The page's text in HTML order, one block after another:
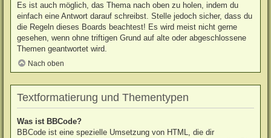
Es ist auch möglich, das Thema nach oben zu holen, indem du
einfach eine Antwort darauf schreibst. Stelle jedoch sicher, dass du
die Regeln dieses Boards beachtest! Es wird meist nicht gerne
gesehen, wenn ohne triftigen Grund auf alte oder abgeschlossene
Themen geantwortet wird.
Nach oben
Textformatierung und Thementypen
Was ist BBCode?
BBCode ist eine spezielle Umsetzung von HTML, die dir